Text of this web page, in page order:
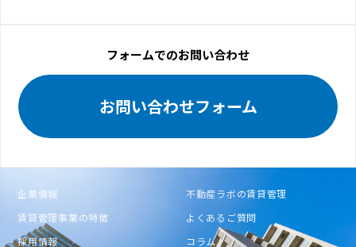
フォームでのお問い合わせ
お問い合わせフォーム
企業情報
不動産ラボの賃貸管理
賃貸管理事業の特徴
よくあるご質問
採用情報
コラム